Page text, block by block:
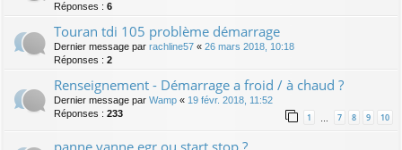
Réponses : 6
Touran tdi 105 problème démarrage
Dernier message par rachline57 « 26 mars 2018, 10:18
Réponses : 2
Renseignement - Démarrage a froid / à chaud ?
Dernier message par Wamp « 19 févr. 2018, 11:52
Réponses : 233 1 … 7 8 9 10